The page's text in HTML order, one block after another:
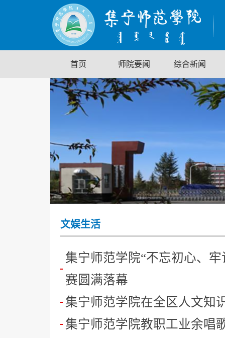
首页 师院要闻 综合新闻
文娱生活
集宁师范学院“不忘初心、
赛圆满落幕
集宁师范学院在全区人文知
集宁师范学院教职工业余唱